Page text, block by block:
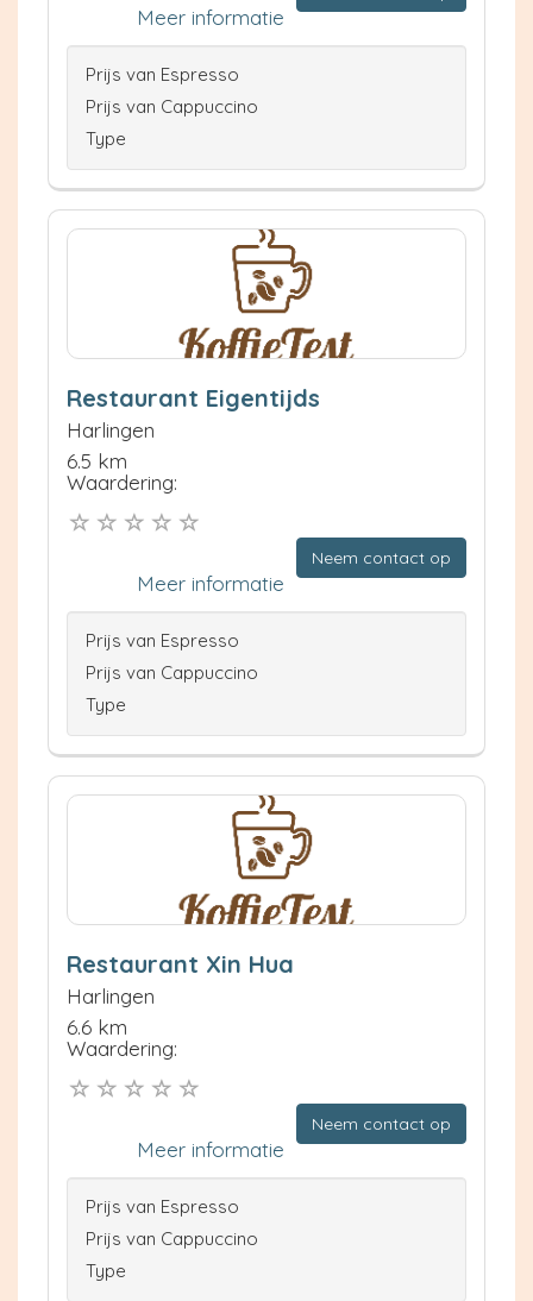
Meer informatie
Prijs van Espresso
Prijs van Cappuccino
Type
Restaurant Eigentijds
Harlingen
6.5 km
Waardering:
Neem contact op
Meer informatie
Prijs van Espresso
Prijs van Cappuccino
Type
Restaurant Xin Hua
Harlingen
6.6 km
Waardering:
Neem contact op
Meer informatie
Prijs van Espresso
Prijs van Cappuccino
Type